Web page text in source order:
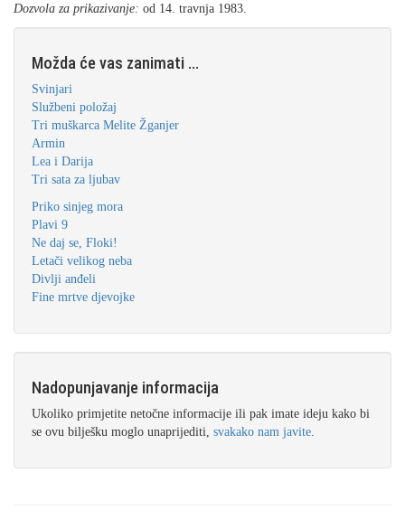
Dozvola za prikazivanje: od 14. travnja 1983.
Možda će vas zanimati ...
Svinjari
Službeni položaj
Tri muškarca Melite Žganjer
Armin
Lea i Darija
Tri sata za ljubav
Priko sinjeg mora
Plavi 9
Ne daj se, Floki!
Letači velikog neba
Divlji anđeli
Fine mrtve djevojke
Nadopunjavanje informacija
Ukoliko primjetite netočne informacije ili pak imate ideju kako bi
se ovu bilješku moglo unaprijediti, svakako nam javite.